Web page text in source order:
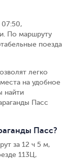
07:50,
По маршруту
поезда
легко
на удобное
найти
Пасс
Пасс?
за 12 ч 5 м,
113Ц,